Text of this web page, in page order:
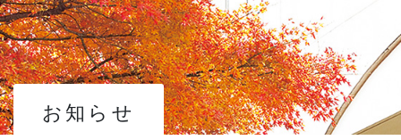
お知らせ